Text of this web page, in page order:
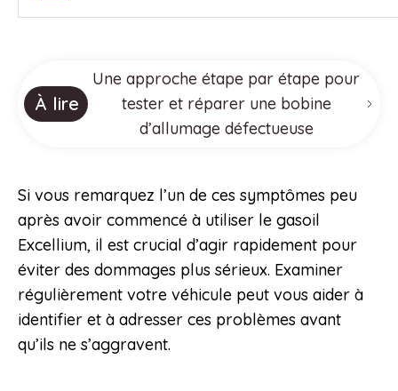
À lire
Une approche étape par étape pour
tester et réparer une bobine
d’allumage défectueuse
Si vous remarquez l’un de ces symptômes peu
après avoir commencé à utiliser le gasoil
Excellium, il est crucial d’agir rapidement pour
éviter des dommages plus sérieux. Examiner
régulièrement votre véhicule peut vous aider à
identifier et à adresser ces problèmes avant
qu’ils ne s’aggravent.